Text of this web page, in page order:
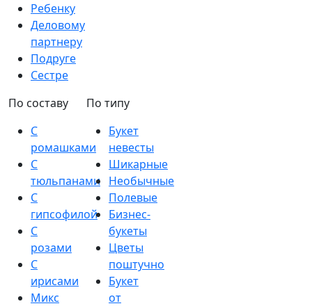
Ребенку
Деловому
партнеру
Подруге
Сестре
По составу
С
ромашками
С
тюльпанами
С
гипсофилой
С
розами
С
ирисами
Микс
По типу
Букет
невесты
Шикарные
Необычные
Полевые
Бизнес-
букеты
Цветы
поштучно
Букет
от